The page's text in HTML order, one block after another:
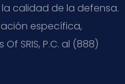
calidad de la defensa.
específica,
SRIS, P.C. al (888)